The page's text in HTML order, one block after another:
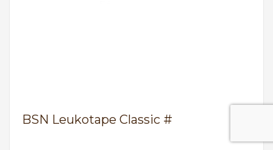
BSN Leukotape Classic #